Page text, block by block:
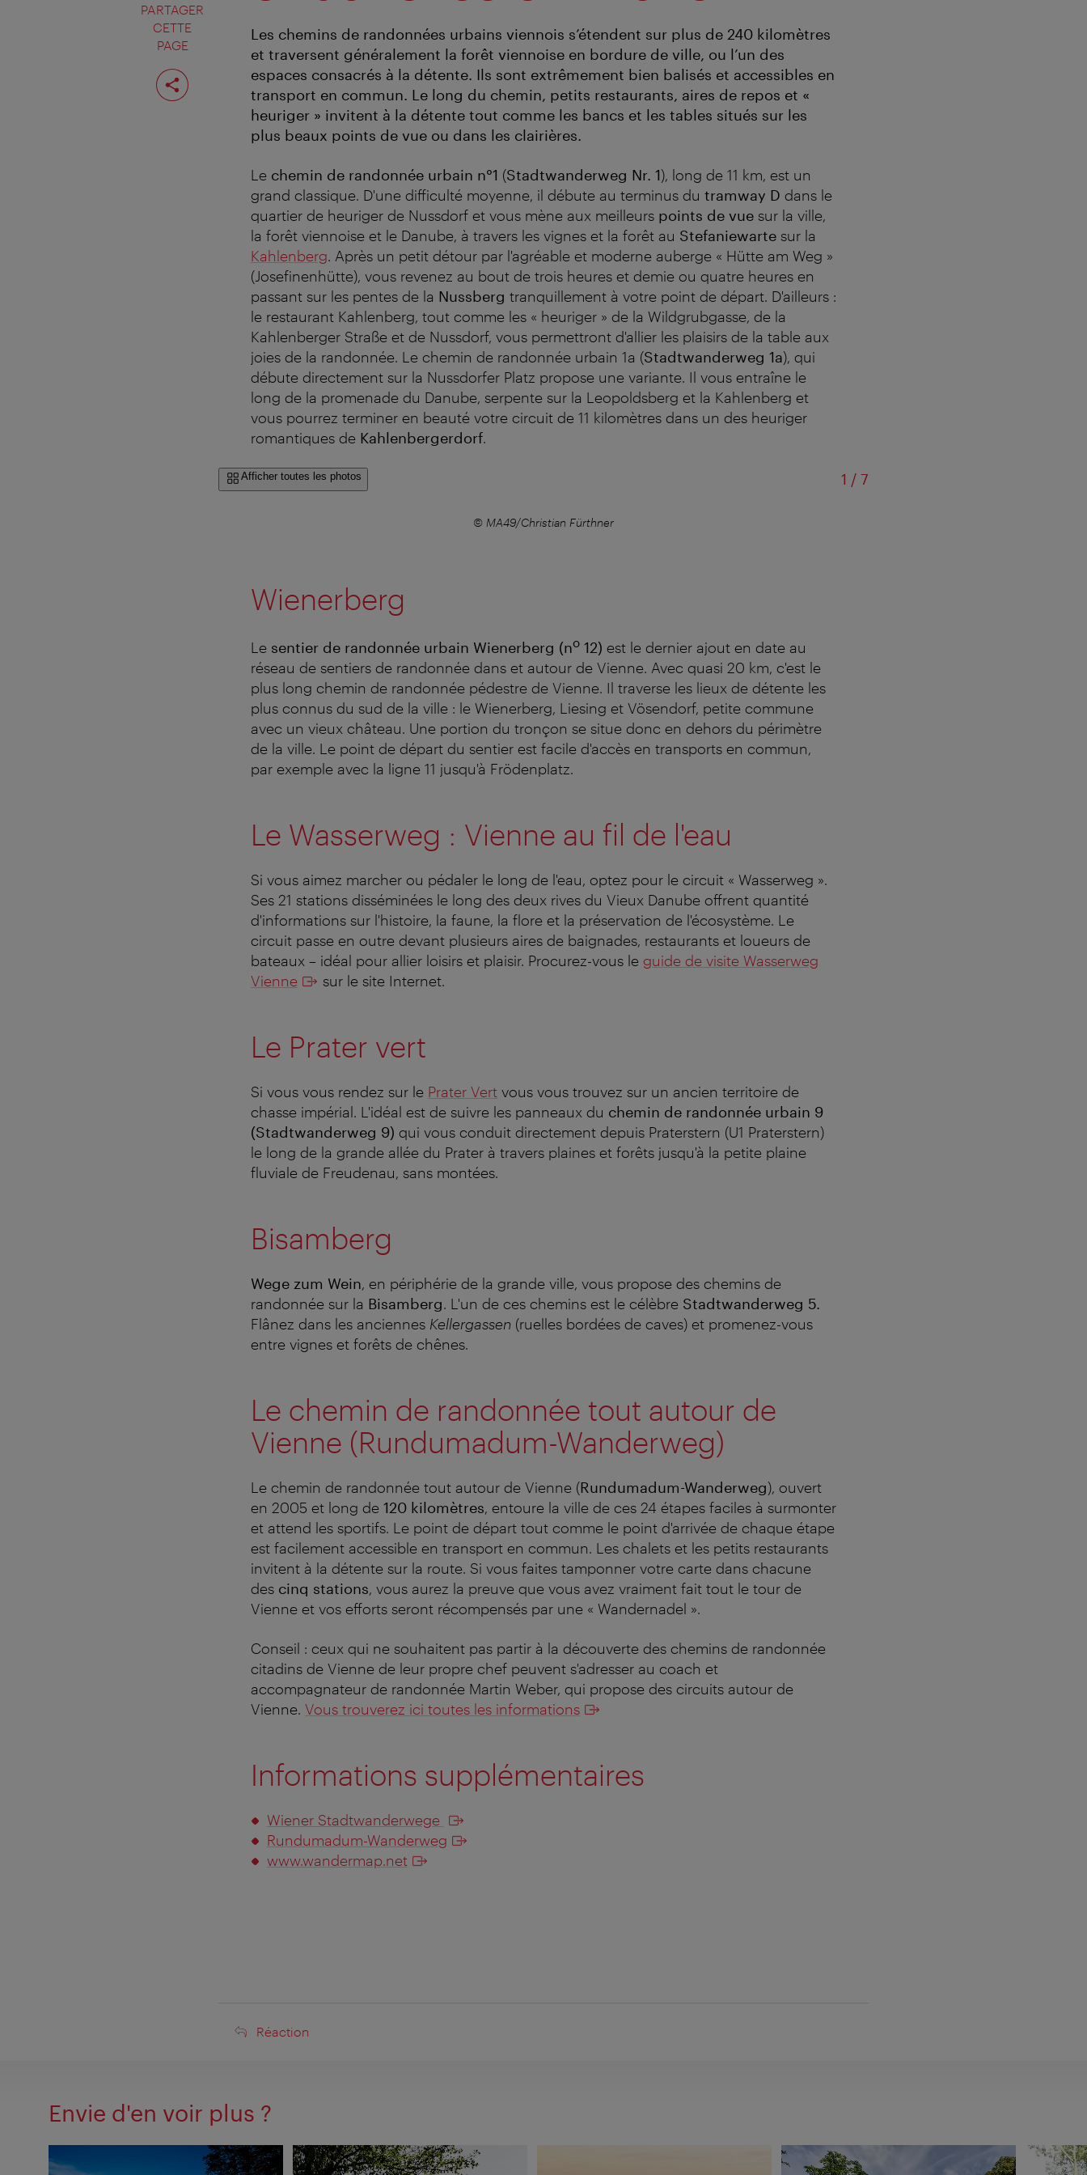
PARTAGER
CETTE
PAGE
Partager
cette
page
Les chemins de randonnées urbains viennois s’étendent sur plus de 240 kilomètres
et traversent généralement la forêt viennoise en bordure de ville, ou l’un des
espaces consacrés à la détente. Ils sont extrêmement bien balisés et accessibles en
transport en commun. Le long du chemin, petits restaurants, aires de repos et «
heuriger » invitent à la détente tout comme les bancs et les tables situés sur les
plus beaux points de vue ou dans les clairières.
Le chemin de randonnée urbain n°1 (Stadtwanderweg Nr. 1), long de 11 km, est un
grand classique. D'une difficulté moyenne, il débute au terminus du tramway D dans le
quartier de heuriger de Nussdorf et vous mène aux meilleurs points de vue sur la ville,
la forêt viennoise et le Danube, à travers les vignes et la forêt au Stefaniewarte sur la
Kahlenberg. Après un petit détour par l'agréable et moderne auberge « Hütte am Weg »
(Josefinenhütte), vous revenez au bout de trois heures et demie ou quatre heures en
passant sur les pentes de la Nussberg tranquillement à votre point de départ. D'ailleurs :
le restaurant Kahlenberg, tout comme les « heuriger » de la Wildgrubgasse, de la
Kahlenberger Straße et de Nussdorf, vous permettront d'allier les plaisirs de la table aux
joies de la randonnée. Le chemin de randonnée urbain 1a (Stadtwanderweg 1a), qui
débute directement sur la Nussdorfer Platz propose une variante. Il vous entraîne le
long de la promenade du Danube, serpente sur la Leopoldsberg et la Kahlenberg et
vous pourrez terminer en beauté votre circuit de 11 kilomètres dans un des heuriger
romantiques de Kahlenbergerdorf.
Afficher toutes les photos 1 /sur
7
© MA49/Christian Fürthner
Wienerberg
Le sentier de randonnée urbain Wienerberg (no 12) est le dernier ajout en date au
réseau de sentiers de randonnée dans et autour de Vienne. Avec quasi 20 km, c'est le
plus long chemin de randonnée pédestre de Vienne. Il traverse les lieux de détente les
plus connus du sud de la ville : le Wienerberg, Liesing et Vösendorf, petite commune
avec un vieux château. Une portion du tronçon se situe donc en dehors du périmètre
de la ville. Le point de départ du sentier est facile d'accès en transports en commun,
par exemple avec la ligne 11 jusqu'à Frödenplatz.
Le Wasserweg : Vienne au fil de l'eau
Si vous aimez marcher ou pédaler le long de l'eau, optez pour le circuit « Wasserweg ».
Ses 21 stations disséminées le long des deux rives du Vieux Danube offrent quantité
d'informations sur l'histoire, la faune, la flore et la préservation de l'écosystème. Le
circuit passe en outre devant plusieurs aires de baignades, restaurants et loueurs de
bateaux – idéal pour allier loisirs et plaisir. Procurez-vous le guide de visite Wasserweg
Vienne
sur le site Internet.
Le Prater vert
Si vous vous rendez sur le Prater Vert vous vous trouvez sur un ancien territoire de
chasse impérial. L'idéal est de suivre les panneaux du chemin de randonnée urbain 9
(Stadtwanderweg 9) qui vous conduit directement depuis Praterstern (U1 Praterstern)
le long de la grande allée du Prater à travers plaines et forêts jusqu'à la petite plaine
fluviale de Freudenau, sans montées.
Bisamberg
Wege zum Wein, en périphérie de la grande ville, vous propose des chemins de
randonnée sur la Bisamberg. L'un de ces chemins est le célèbre Stadtwanderweg 5.
Flânez dans les anciennes Kellergassen (ruelles bordées de caves) et promenez-vous
entre vignes et forêts de chênes.
Le chemin de randonnée tout autour de
Vienne (Rundumadum-Wanderweg)
Le chemin de randonnée tout autour de Vienne (Rundumadum-Wanderweg), ouvert
en 2005 et long de 120 kilomètres, entoure la ville de ces 24 étapes faciles à surmonter
et attend les sportifs. Le point de départ tout comme le point d'arrivée de chaque étape
est facilement accessible en transport en commun. Les chalets et les petits restaurants
invitent à la détente sur la route. Si vous faites tamponner votre carte dans chacune
des cinq stations, vous aurez la preuve que vous avez vraiment fait tout le tour de
Vienne et vos efforts seront récompensés par une « Wandernadel ».
Conseil : ceux qui ne souhaitent pas partir à la découverte des chemins de randonnée
citadins de Vienne de leur propre chef peuvent s'adresser au coach et
accompagnateur de randonnée Martin Weber, qui propose des circuits autour de
Vienne. Vous trouverez ici toutes les informations
Informations supplémentaires
Wiener Stadtwanderwege
Rundumadum-Wanderweg
www.wandermap.net
Réaction
Réaction
Envie d'en voir plus ?